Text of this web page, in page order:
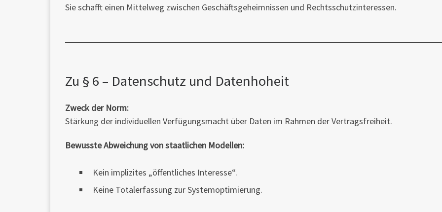
Sie schafft einen Mittelweg zwischen Geschäftsgeheimnissen und Rechtsschutzinteressen.
Zu § 6 – Datenschutz und Datenhoheit
Zweck der Norm:
Stärkung der individuellen Verfügungsmacht über Daten im Rahmen der Vertragsfreiheit.
Bewusste Abweichung von staatlichen Modellen:
Kein implizites „öffentliches Interesse“.
Keine Totalerfassung zur Systemoptimierung.